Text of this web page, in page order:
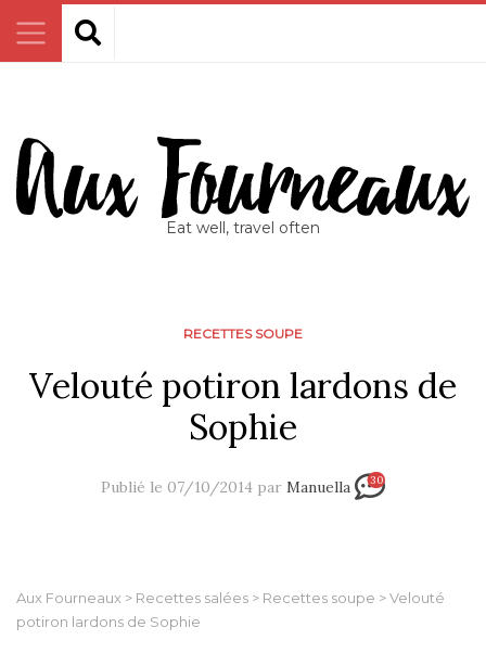
Eat well, travel often
RECETTES SOUPE
Velouté potiron lardons de
Sophie
Publié le 07/10/2014 par Manuella 30
Aux Fourneaux > Recettes salées > Recettes soupe >Velouté
potiron lardons de Sophie